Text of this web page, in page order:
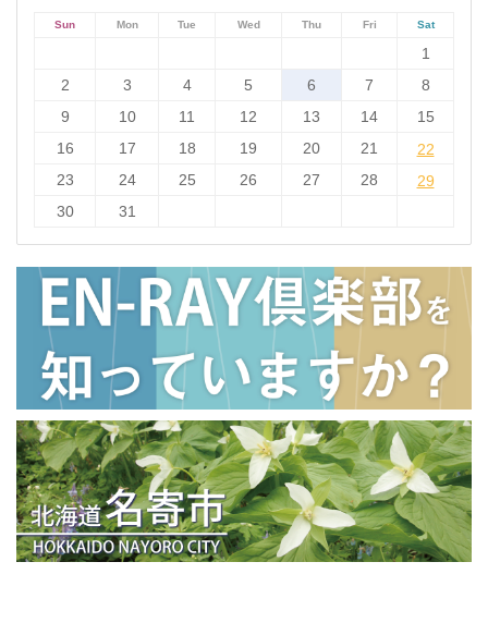
Sun Mon Tue Wed Thu Fri Sat
1
2
3 4 5 6 7
8
9
10 11 12 13 14
15
16
17 18 19 20 21 22
22
23
24 25 26 27 28 29
29
30
31